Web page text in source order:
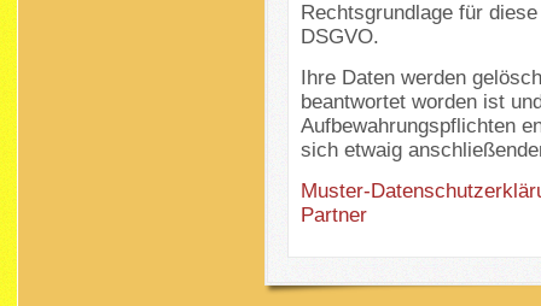
Rechtsgrundlage für
DSGVO.
Ihre Daten werden
beantwortet worden ist
Aufbewahrungspflichten
sich etwaig
Muster-
Partner